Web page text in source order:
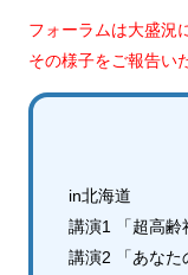
フォーラムは大盛況
その様子をご報告い
in北海道
講演1 「超高齢
講演2 「あなた